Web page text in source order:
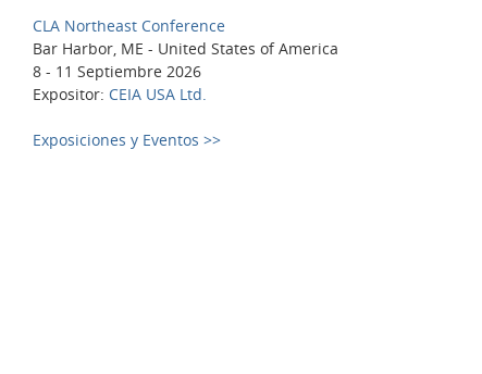
CLA Northeast Conference
Bar Harbor, ME - United States of America
8 - 11 Septiembre 2026
Expositor: CEIA USA Ltd.
Exposiciones y Eventos >>